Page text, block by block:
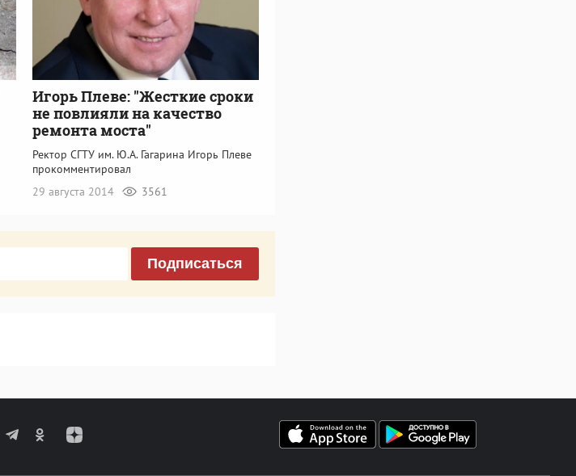
Игорь Плеве: "Жесткие сроки
не повлияли на качество
ремонта моста"
Ректор СГТУ им. Ю.А. Гагарина Игорь Плеве
прокомментировал
29 августа 2014
3561
Подписаться